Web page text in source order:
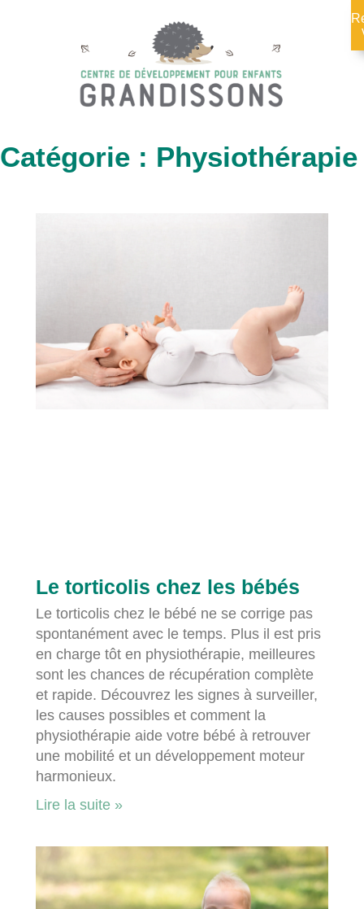
Catégorie : Physiothérapie
Le torticolis chez les bébés
Le torticolis chez le bébé ne se corrige pas
spontanément avec le temps. Plus il est pris
en charge tôt en physiothérapie, meilleures
sont les chances de récupération complète
et rapide. Découvrez les signes à surveiller,
les causes possibles et comment la
physiothérapie aide votre bébé à retrouver
une mobilité et un développement moteur
harmonieux.
Lire la suite »